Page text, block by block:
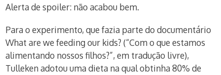
Alerta de spoiler: não acabou bem.
Para o experimento, que fazia parte do documentário
What are we feeding our kids? (“Com o que estamos
alimentando nossos filhos?”, em tradução livre),
Tulleken adotou uma dieta na qual obtinha 80% de